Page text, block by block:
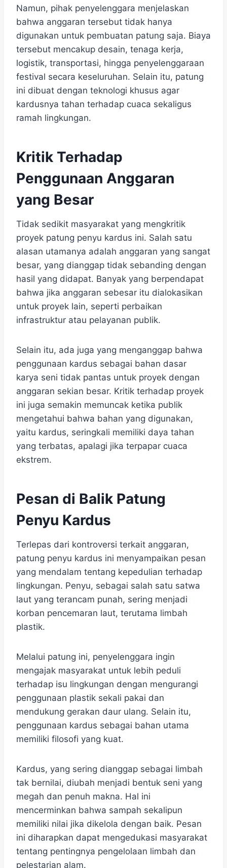
Namun, pihak penyelenggara menjelaskan
bahwa anggaran tersebut tidak hanya
digunakan untuk pembuatan patung saja. Biaya
tersebut mencakup desain, tenaga kerja,
logistik, transportasi, hingga penyelenggaraan
festival secara keseluruhan. Selain itu, patung
ini dibuat dengan teknologi khusus agar
kardusnya tahan terhadap cuaca sekaligus
ramah lingkungan.
Kritik Terhadap
Penggunaan Anggaran
yang Besar
Tidak sedikit masyarakat yang mengkritik
proyek patung penyu kardus ini. Salah satu
alasan utamanya adalah anggaran yang sangat
besar, yang dianggap tidak sebanding dengan
hasil yang didapat. Banyak yang berpendapat
bahwa jika anggaran sebesar itu dialokasikan
untuk proyek lain, seperti perbaikan
infrastruktur atau pelayanan publik.
Selain itu, ada juga yang menganggap bahwa
penggunaan kardus sebagai bahan dasar
karya seni tidak pantas untuk proyek dengan
anggaran sekian besar. Kritik terhadap proyek
ini juga semakin memuncak ketika publik
mengetahui bahwa bahan yang digunakan,
yaitu kardus, seringkali memiliki daya tahan
yang terbatas, apalagi jika terpapar cuaca
ekstrem.
Pesan di Balik Patung
Penyu Kardus
Terlepas dari kontroversi terkait anggaran,
patung penyu kardus ini menyampaikan pesan
yang mendalam tentang kepedulian terhadap
lingkungan. Penyu, sebagai salah satu satwa
laut yang terancam punah, sering menjadi
korban pencemaran laut, terutama limbah
plastik.
Melalui patung ini, penyelenggara ingin
mengajak masyarakat untuk lebih peduli
terhadap isu lingkungan dengan mengurangi
penggunaan plastik sekali pakai dan
mendukung gerakan daur ulang. Selain itu,
penggunaan kardus sebagai bahan utama
memiliki filosofi yang kuat.
Kardus, yang sering dianggap sebagai limbah
tak bernilai, diubah menjadi bentuk seni yang
megah dan penuh makna. Hal ini
mencerminkan bahwa sampah sekalipun
memiliki nilai jika dikelola dengan baik. Pesan
ini diharapkan dapat mengedukasi masyarakat
tentang pentingnya pengelolaan limbah dan
pelestarian alam.